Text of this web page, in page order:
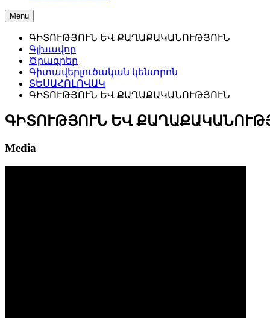
Menu
ԳԻՏՈՒԹՅՈՒՆ ԵՎ ՔԱՂԱՔԱԿԱՆՈՒԹՅՈՒՆ
Գլխավոր
Ծրագրեր
Գիտավերլուծական կենտրոն
ՏԵՍԱՀՈԼՈՎԱԿ
ԳԻՏՈՒԹՅՈՒՆ ԵՎ ՔԱՂԱՔԱԿԱՆՈՒԹՅՈՒՆ
ԳԻՏՈՒԹՅՈՒՆ ԵՎ
Media